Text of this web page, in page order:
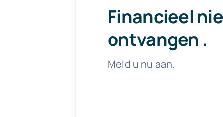
Financieel
ontvangen .
Meld u nu aan.